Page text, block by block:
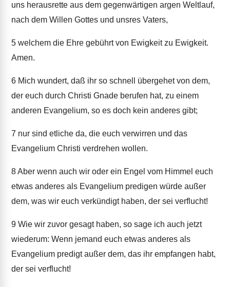
uns herausrette aus dem gegenwärtigen argen Weltlauf,
nach dem Willen Gottes und unsres Vaters,
5 welchem die Ehre gebührt von Ewigkeit zu Ewigkeit.
Amen.
6 Mich wundert, daß ihr so schnell übergehet von dem,
der euch durch Christi Gnade berufen hat, zu einem
anderen Evangelium, so es doch kein anderes gibt;
7 nur sind etliche da, die euch verwirren und das
Evangelium Christi verdrehen wollen.
8Aber wenn auch wir oder ein Engel vom Himmel euch
etwas anderes als Evangelium predigen würde außer
dem, was wir euch verkündigt haben, der sei verflucht!
9 Wie wir zuvor gesagt haben, so sage ich auch jetzt
wiederum: Wenn jemand euch etwas anderes als
Evangelium predigt außer dem, das ihr empfangen habt,
der sei verflucht!